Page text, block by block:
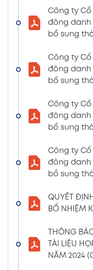
LIỆU HỌP
(Tờ trình miễn
6:07 PM
THÔNG BÁO
LIỆU HỌP
ứng cử TV – BKS)
02/04/2024
6:07 PM
LIỆU HỌP
(The Biểu quyết)
02/04/2024
THÔNG BÁO
LIỆU HỌP
(Phiếu Biểu
02/04/2024
6:07 PM
Công ty Cổ
đông danh
bổ sung
Huyền)
Công ty Cổ
đông danh
bổ sung
Huyền)
Công ty Cổ
đông danh
bổ sung
Huyền)
Công ty Cổ
đông danh
bổ sung
Huyền)
QUYẾT
BỔ NHIỆM
THÔNG
TÀI LIỆU
NĂM 2024